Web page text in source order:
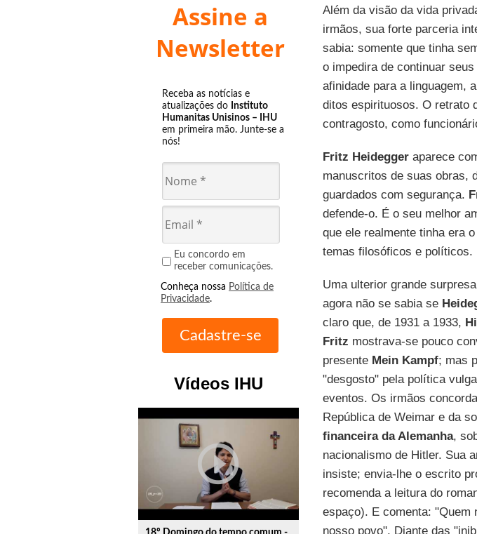
Assine a
Newsletter
Receba as notícias e
atualizações do Instituto
Humanitas Unisinos – IHU
em primeira mão. Junte-se a
nós!
Eu concordo em
receber comunicações.
Conheça nossa Política de
Privacidade.
Vídeos IHU
play_circle_outline
Além da visão da vida
irmãos, sua forte parceria
sabia: somente que tinha
o impedira de continuar
afinidade para a linguagem,
ditos espirituosos. O retrato
contragosto, como
Fritz Heideggeraparece
manuscritos de suas obras,
guardados com segurança.
defende-o. É o seu melhor
que ele realmente tinha era
temas filosóficos e políticos.
Uma ulterior grande
agora não se sabia se
claro que, de 1931 a 1933,
Fritz mostrava-se pouco
presente Mein Kampf; mas
"desgosto" pela política
eventos. Os irmãos
República de Weimar e da
financeira da Alemanha,
nacionalismo de Hitler. Sua
insiste; envia-lhe o escrito
recomenda a leitura do
espaço). E comenta: "Quem
nosso povo". Diante das